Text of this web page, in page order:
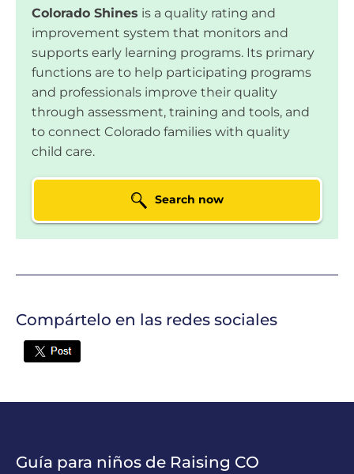
Glenwood Springs, CO
70.97 miles
Honey Tree
LOCATION: 64 Favre Lane, Carbondale,
CO
79.5 miles
City of Aspen Kids
First
LOCATION: 215 N Garmisch St Ste 1,
91.79 miles
LOCATION: 40250 Giant View Dr,
Nifty Summer
Camp
Academy
Colorado Shines is a quality rating and
improvement system that monitors and
supports early learning programs. Its primary
functions are to help participating programs
and professionals improve their quality
through assessment, training and tools, and
to connect Colorado families with quality
child care.
Search now
Compártelo en las redes sociales
Twitter
Guía para niños de Raising CO